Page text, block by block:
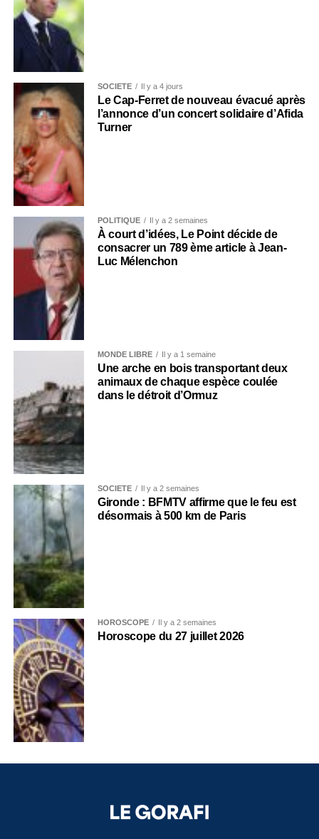
SOCIÉTÉ Il y a 4 jours
Le Cap-Ferret de nouveau évacué après
l’annonce d’un concert solidaire d’Afida
Turner
POLITIQUE Il y a 2 semaines
À court d’idées, Le Point décide de
consacrer un 789 ème article à Jean-
Luc Mélenchon
MONDE LIBRE Il y a 1 semaine
Une arche en bois transportant deux
animaux de chaque espèce coulée
dans le détroit d’Ormuz
SOCIÉTÉ Il y a 2 semaines
Gironde : BFMTV affirme que le feu est
désormais à 500 km de Paris
HOROSCOPE Il y a 2 semaines
Horoscope du 27 juillet 2026